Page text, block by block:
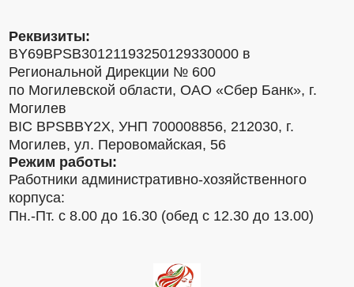
Реквизиты:
BY69BPSB30121193250129330000 в
Региональной Дирекции № 600
по Могилевской области, ОАО «Сбер Банк», г.
Могилев
BIC BPSBBY2X, УНП 700008856, 212030, г.
Могилев, ул. Перовомайская, 56
Режим работы:
Работники административно-хозяйственного
корпуса:
Пн.-Пт. с 8.00 до 16.30 (обед с 12.30 до 13.00)